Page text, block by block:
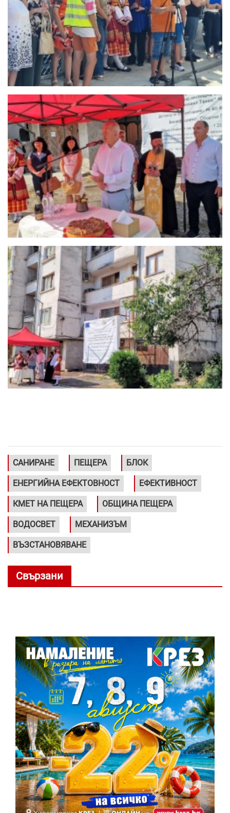
САНИРАНЕ ПЕЩЕРА БЛОК
ЕНЕРГИЙНА ЕФЕКТОВНОСТ ЕФЕКТИВНОСТ
КМЕТ НА ПЕЩЕРА ОБЩИНА ПЕЩЕРА
ВОДОСВЕТ МЕХАНИЗЪМ
ВЪЗСТАНОВЯВАНЕ
Свързани